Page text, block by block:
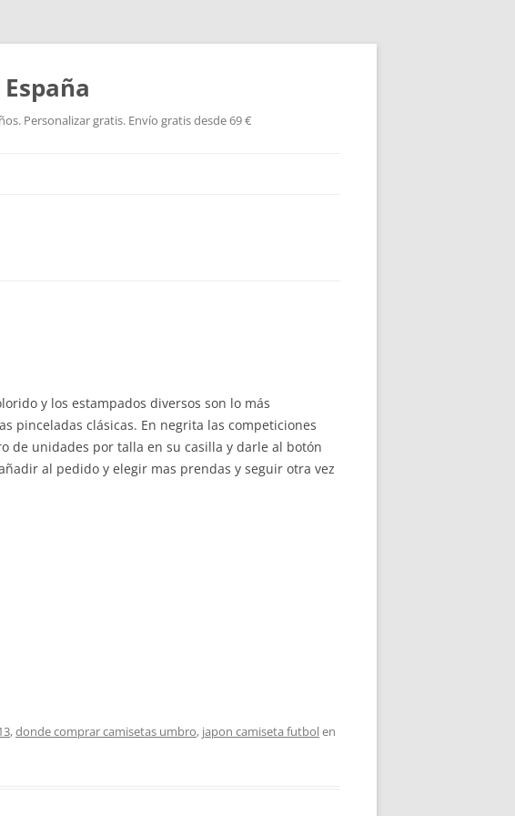
Personalizar gratis. Envío gratis desde 69 €
y los estampados diversos son lo más
pinceladas clásicas. En negrita las competiciones
de unidades por talla en su casilla y darle al botón
al pedido y elegir mas prendas y seguir otra vez
,donde comprar camisetas umbro, japon camiseta futbolen